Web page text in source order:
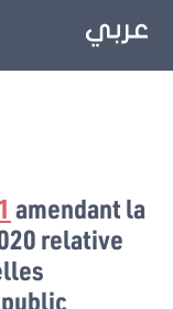
amendant la
relative